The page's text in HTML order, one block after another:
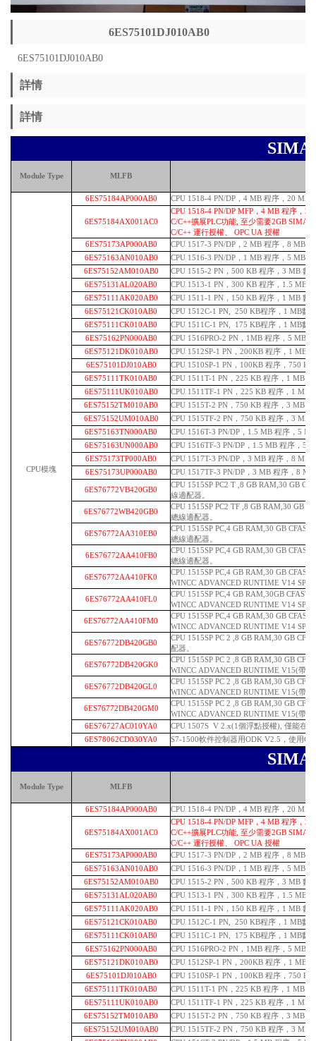
6ES75101DJ010AB0
6ES75101DJ010AB0
詳情
詳情
Module Type MLFB
CPU模塊
6ES75184AP000AB0 CPU 1518-4 PN/DP，4 MB 程序，20 MB
6ES75184AX001AC0
CPU 1518-4 PN/DP MFP，4 MB 程序，
C/C++擴展PLC功能, 至少需要2GB
C/C++ 運行授權、 OPC UA 授權
6ES75173AP000AB0
CPU 1517-3 PN/DP，2 MB 程序，8 MB
6ES75163AN010AB0
CPU 1516-3 PN/DP，1 MB 程序，5 MB
6ES75152AM010AB0
CPU 1515-2 PN，500 KB 程序，3 MB 數
6ES75131AL020AB0
CPU 1513-1 PN，300 KB 程序，1.5 MB
6ES75111AK020AB0
CPU 1511-1 PN，150 KB 程序，1 MB 數
6ES75121CK010AB0
CPU 1512C-1 PN, 250 KB程序，1 MB數
6ES75111CK010AB0
CPU 1511C-1 PN, 175 KB程序，1 MB數
6ES75162PN000AB0
CPU 1516PRO-2 PN，1MB 程序，5 MB
6ES75121DK010AB0
CPU 1512SP-1 PN，200KB 程序，1 MB
6ES75101DJ010AB0
CPU 1510SP-1 PN，100KB 程序，750 KB
6ES75111TK010AB0
CPU 1511T-1 PN，225 KB 程序，1 MB
6ES75111UK010AB0
CPU 1511TF-1 PN，225 KB 程序，1 MB
6ES75152TM010AB0
CPU 1515T-2 PN，750 KB 程序，3 MB
6ES75152UM010AB0
CPU 1515TF-2 PN，750 KB 程序，3 MB
6ES75163TN000AB0
CPU 1516T-3 PN/DP，1.5 MB 程序，5
6ES75163UN000AB0
CPU 1516TF-3 PN/DP，1.5 MB 程序，5
6ES75173TP000AB0
CPU 1517T-3 PN/DP，3 MB 程序，8 MB
6ES75173UP000AB0
CPU 1517TF-3 PN/DP，3 MB 程序，8
6ES76772VB420GB0
CPU 1515SP PC2 T ,8 GB RAM,30 GB
線適配器。
6ES76772WB420GB0
CPU 1515SP PC2 TF ,8 GB RAM,30 GB
總線適配器。
6ES76772AA310EB0
CPU 1515SP PC,4 GB RAM,30 GB
總線適配器。
6ES76772AA410FB0
CPU 1515SP PC,4 GB RAM,30 GB
總線適配器。
6ES76772AA410FK0
CPU 1515SP PC,4 GB RAM,30 GB
WINCC ADVANCED RUNTIME V14
6ES76772AA410FL0
CPU 1515SP PC,4 GB RAM,30GB
WINCC ADVANCED RUNTIME V14
6ES76772AA410FM0
CPU 1515SP PC,4 GB RAM,30 GB
WINCC ADVANCED RUNTIME V14
6ES76772DB420GB0
CPU 1515SP PC 2 ,8 GB RAM,30 GB
配器。
6ES76772DB420GK0
CPU 1515SP PC 2 ,8 GB RAM,30 GB
WINCC ADVANCED RUNTIME V15(帶
6ES76772DB420GL0
CPU 1515SP PC 2 ,8 GB RAM,30 GB
WINCC ADVANCED RUNTIME V15(帶
6ES76772DB420GM0
CPU 1515SP PC 2 ,8 GB RAM,30 GB
WINCC ADVANCED RUNTIME V15(帶
6ES76727AC010YA0
CPU 1507S V 2.x(1個浮點授權), 僅能在
6ES78062CD030YA0
S7-1500軟件控制器用ODK V2.5，使用C/
Module Type MLFB
6ES75184AP000AB0 CPU 1518-4 PN/DP，4 MB 程序，20 MB
6ES75184AX001AC0
CPU 1518-4 PN/DP MFP，4 MB 程序，
C/C++擴展PLC功能, 至少需要2GB
C/C++ 運行授權、 OPC UA 授權
6ES75173AP000AB0
CPU 1517-3 PN/DP，2 MB 程序，8 MB
6ES75163AN010AB0
CPU 1516-3 PN/DP，1 MB 程序，5 MB
6ES75152AM010AB0
CPU 1515-2 PN，500 KB 程序，3 MB 數
6ES75131AL020AB0
CPU 1513-1 PN，300 KB 程序，1.5 MB
6ES75111AK020AB0
CPU 1511-1 PN，150 KB 程序，1 MB 數
6ES75121CK010AB0
CPU 1512C-1 PN, 250 KB程序，1 MB數
6ES75111CK010AB0
CPU 1511C-1 PN, 175 KB程序，1 MB數
6ES75162PN000AB0
CPU 1516PRO-2 PN，1MB 程序，5 MB
6ES75121DK010AB0
CPU 1512SP-1 PN，200KB 程序，1 MB
6ES75101DJ010AB0
CPU 1510SP-1 PN，100KB 程序，750 KB
6ES75111TK010AB0
CPU 1511T-1 PN，225 KB 程序，1 MB
6ES75111UK010AB0
CPU 1511TF-1 PN，225 KB 程序，1 MB
6ES75152TM010AB0
CPU 1515T-2 PN，750 KB 程序，3 MB
6ES75152UM010AB0
CPU 1515TF-2 PN，750 KB 程序，3 MB